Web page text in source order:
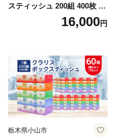
スティッシュ 200組 400枚 60
箱 日本製 まとめ買い ティッ
シュ リサイクル 長持 防災 常
倶知安町 日用品
16,000円
栃木県小山市